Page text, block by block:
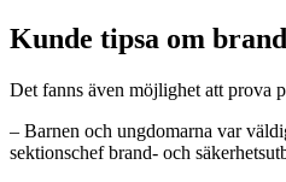
Kunde tipsa om
Det fanns även möjlighet att prova
– Barnen och ungdomarna var
sektionschef brand- och